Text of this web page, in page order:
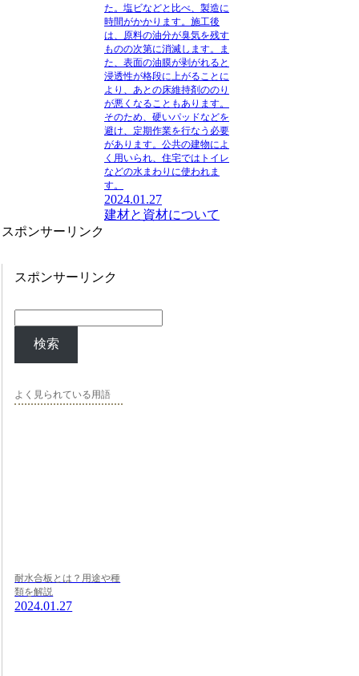
た。塩ビなどと比べ、製造に
時間がかかります。施工後
は、原料の油分が臭気を残す
ものの次第に消滅します。ま
た、表面の油膜が剥がれると
浸透性が格段に上がることに
より、あとの床維持剤ののり
が悪くなることもあります。
そのため、硬いパッドなどを
避け、定期作業を行なう必要
があります。公共の建物によ
く用いられ、住宅ではトイレ
などの水まわりに使われま
す。
2024.01.27
建材と資材について
スポンサーリンク
スポンサーリンク
検索
よく見られている用語
耐水合板とは？用途や種
類を解説
2024.01.27